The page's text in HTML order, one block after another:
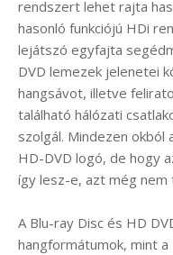
rendszert lehet rajta
hasonló funkciójú HDi
lejátszó egyfajta
DVD lemezek jelenetei
hangsávot, illetve
található hálózati
szolgál. Mindezen okból
HD-DVD logó, de hogy
így lesz-e, azt még nem
A Blu-ray Disc és HD
hangformátumok, mint